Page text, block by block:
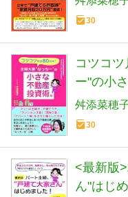
り30
コツコツ
ー"の小
舛添菜穂
30
<最新版
ん"はじ